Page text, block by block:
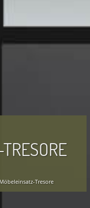
Möbeleinsatz-Tresore